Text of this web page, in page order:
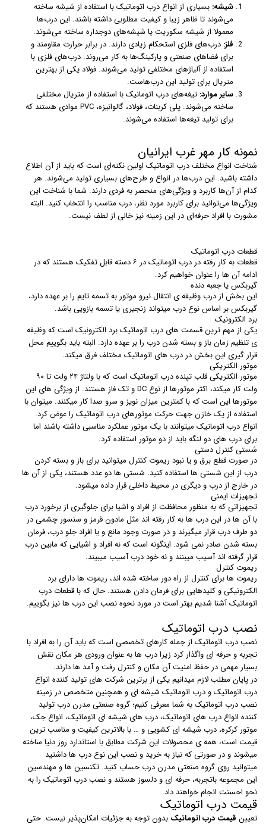
شیشه: بسیاری از انواع درب اتوماتیک با استفاده از شیشه ساخته
می‌شوند تا ظاهر زیبا و کیفیت مطلوبی داشته باشند. این درب‌ها
معمولا از شیشه سکوریت یا شیشه‌های دوجداره ساخته می‌شوند.
فلز: درب‌های فلزی استحکام زیادی دارند. در برابر حرارت مقاومند و
برای فضاهای صنعتی و پارکینگ‌ها به کار می‌روند. درب‌های فلزی با
استفاده از آلیاژهای مختلفی تولید می‌شوند. فولاد یکی از بهترین
متریال برای تولید این درب‌هاست.
سایر موارد: تیغه‌های درب اتومانیک با استفاده از متریال مختلفی
ساخته می‌شوند. پلی کربنات، فولاد، گالوانیزه، PVC موادی هستند که
برای تولید تیغه‌ها استفاده می‌شوند.
نمونه کار مهر غرب ایرانیان
شناخت انواع مختلف درب اتوماتیک اولین نکته‌ای است که باید از آن اطلاع
داشته باشید. این درب‌ها در انواع و طرح‌های بسیاری تولید می‌شوند. هر
کدام از آن‌ها کاربرد و ویژگی‌های منحصر به فردی دارند. شما با شناخت این
ویژگی‌ها می‌توانید برای کاربرد مورد نظر، درب مناسب را انتخاب کنید. البته
مشورت با افراد حرفه‌ای در این زمینه نیز خالی از لطف نیست.
قطعات درب اتوماتیک
قطعات به کار رفته در درب اتوماتیک در ۶ دسته قابل تفکیک هستند که در
ادامه آن ها را عنوان خواهیم کرد.
گیربکس یا جعبه دنده
این بخش از درب وظیفه ی انتقال نیرو موتور به تسمه تایم را بر عهده دارد،
گیربکس بر اساس نوع درب میتواند زنجیری یا تسمه بازویی باشد.
برد الکترونیک
یکی از مهم ترین قسمت های درب اتوماتیک برد الکترونیک است که وظیفه
ی تنظیم زمان باز و بسته شدن درب را بر عهده دارد. البته باید بگوییم محل
قرار گیری این بخش در درب های اتوماتیک مختلف فرق میکند.
موتور الکتریکی
موتور الکتریکی قلب تپنده درب اتوماتیک است که با ولتاژ ۲۴ ولت تا ۹۰
ولت کار میکند، اکثر موتورها از نوع DC و تک فاز هستند. از ویژگی های این
موتورها این است که با کمترین میزان نویز و سرو صدا کار میکنند. میتوان با
استفاده از یک خازن جهت حرکت موتورهای درب اتوماتیک را عوض کرد.
انواع درب اتوماتیک میتوانند با یک موتور عملکرد مناسبی داشته باشند اما
برای درب های دو لنگه باید از دو موتور استفاده کرد.
شستی کنترل دستی
در صورت قطع برق و یا نبود ریموت کنترل میتوانید برای باز و بسته کردن
درب از این شستی ها استفاده کنید. شستی ها دو عدد هستند، یکی از آن ها
در خارج از درب و دیگری در محیط داخلی قرار داده میشود.
تجهیزات ایمنی
تجهیزاتی که به منظور محافظت از افراد و اشیا برای جلوگیری از برخورد درب
با آن ها در این درب ها به کار رفته اند مثل مادون قرمز و سنسور چشمی در
دو طرف درب قرار میگیرند و در صورت وجود مانع و یا افراد جلو درب، فرمان
بسته شدن صادر نمی شود. اینگونه است که نه افراد و اشیایی که مابین درب
قرار گرفته اند آسیب میبنند و نه خود درب آسیب میبیند.
ریموت کنترل
ریموت ها برای کنترل از راه دور ساخته شده اند، ریموت ها دارای برد
الکترونیکی و کلیدهایی برای فرمان دادن هستند. حال که با قطعات درب
اتوماتیک آشنا شدیم بهتر است در مورد نحوه نصب این درب ها نیز بگوییم.
نصب درب اتوماتیک
نصب درب اتوماتیک از جمله کارهای تخصصی است که باید آن را به افراد با
تجربه و حرفه ای واگذار کرد زیرا درب ها به عنوان ورودی هر مکان نقش
بسیار مهمی در حفظ امنیت آن مکان و کنترل رفت و آمد ها دارند.
در پایان مطلب لازم میدانیم یکی از برترین شرکت های تولید کننده انواع
درب اتوماتیک و درب اتوماتیک شیشه ای و همچنین متخصص در زمینه
نصب درب اتوماتیک به شما معرفی کنیم؛ گروه صنعتی مدرن درب تولید
کننده انواع درب های اتوماتیک، درب های شیشه ای اتوماتیک، انواع جک،
موتور کرکره، درب شیشه ای کشویی و … با بالاترین کیفیت و مناسب ترین
قیمت است، همه ی محصولات این شرکت مطابق با استاندارد روز دنیا ساخته
میشوند و در صورتی که نیاز به خرید و نصب این نوع درب ها داشتید
میتوانید روی گروه صنعتی مدرن درب حساب کنید. تکنسین ها و مهندسین
این مجموعه باتجربه، حرفه ای و دلسوز هستند و نصب درب اتوماتیک را به
نحو احسنت انجام خواهند داد.
قیمت درب اتوماتیک
تعیین قیمت درب اتوماتیک بدون توجه به جزئیات امکان‌پذیر نیست. حتی